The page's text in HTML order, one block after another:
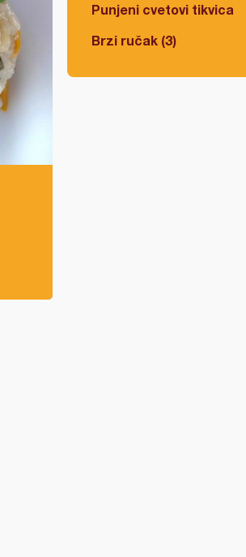
Punjeni cvetovi tikvica
Brzi ručak (3)